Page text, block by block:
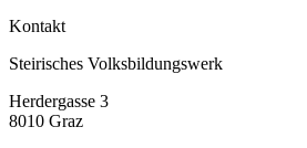
Kontakt
Steirisches Volksbildungswerk
Herdergasse 3
8010 Graz